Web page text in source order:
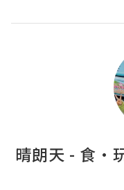
晴朗天 - 食·